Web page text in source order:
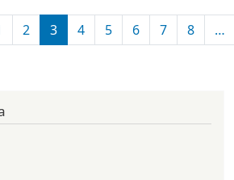
сторінка
2 3 4 5 6 7 8 …